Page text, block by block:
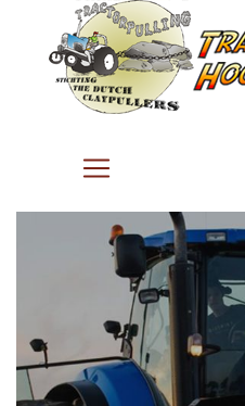
Tractor Pulling Hoogeveen